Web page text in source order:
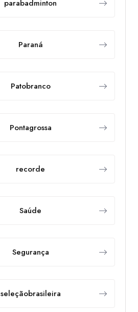
parabadminton
Paraná
Patobranco
Pontagrossa
recorde
Saúde
Segurança
seleçãobrasileira